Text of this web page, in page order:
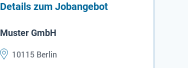
Details zum Jobangebot
Muster GmbH
10115 Berlin